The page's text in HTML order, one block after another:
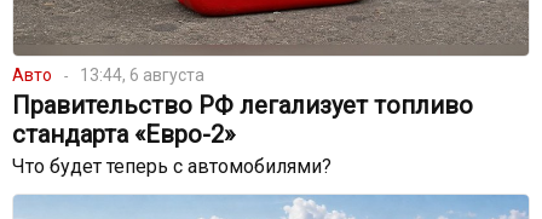
Авто 13:44, 6 августа
Правительство РФ легализует топливо
стандарта «Евро-2»
Что будет теперь с автомобилями?